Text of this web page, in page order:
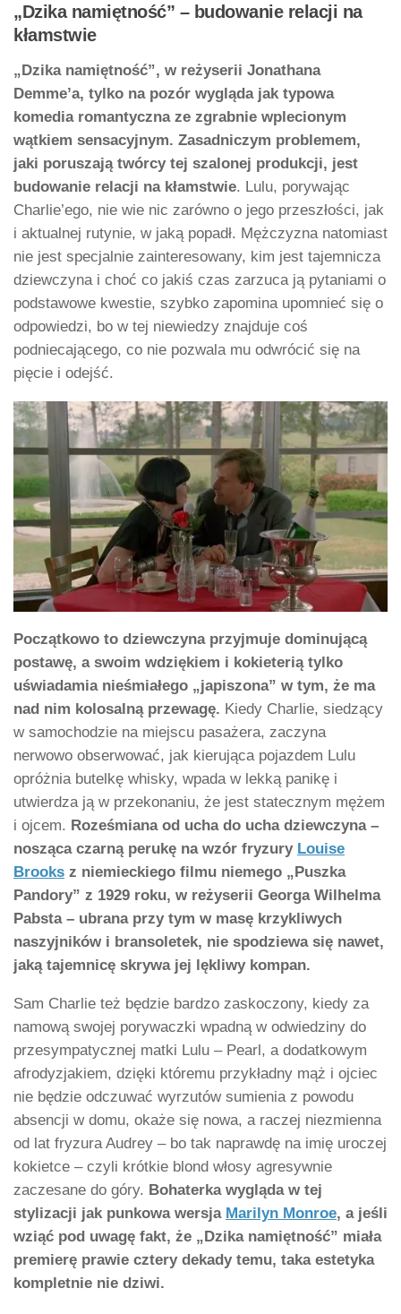
„Dzika namiętność” – budowanie relacji na
kłamstwie
„Dzika namiętność”, w reżyserii Jonathana
Demme’a, tylko na pozór wygląda jak typowa
komedia romantyczna ze zgrabnie wplecionym
wątkiem sensacyjnym. Zasadniczym problemem,
jaki poruszają twórcy tej szalonej produkcji, jest
budowanie relacji na kłamstwie. Lulu, porywając
Charlie’ego, nie wie nic zarówno o jego przeszłości, jak
i aktualnej rutynie, w jaką popadł. Mężczyzna natomiast
nie jest specjalnie zainteresowany, kim jest tajemnicza
dziewczyna i choć co jakiś czas zarzuca ją pytaniami o
podstawowe kwestie, szybko zapomina upomnieć się o
odpowiedzi, bo w tej niewiedzy znajduje coś
podniecającego, co nie pozwala mu odwrócić się na
pięcie i odejść.
Początkowo to dziewczyna przyjmuje dominującą
postawę, a swoim wdziękiem i kokieterią tylko
uświadamia nieśmiałego „japiszona” w tym, że ma
nad nim kolosalną przewagę. Kiedy Charlie, siedzący
w samochodzie na miejscu pasażera, zaczyna
nerwowo obserwować, jak kierująca pojazdem Lulu
opróżnia butelkę whisky, wpada w lekką panikę i
utwierdza ją w przekonaniu, że jest statecznym mężem
i ojcem. Roześmiana od ucha do ucha dziewczyna –
nosząca czarną perukę na wzór fryzury Louise
Brooks z niemieckiego filmu niemego „Puszka
Pandory” z 1929 roku, w reżyserii Georga Wilhelma
Pabsta – ubrana przy tym w masę krzykliwych
naszyjników i bransoletek, nie spodziewa się nawet,
jaką tajemnicę skrywa jej lękliwy kompan.
Sam Charlie też będzie bardzo zaskoczony, kiedy za
namową swojej porywaczki wpadną w odwiedziny do
przesympatycznej matki Lulu – Pearl, a dodatkowym
afrodyzjakiem, dzięki któremu przykładny mąż i ojciec
nie będzie odczuwać wyrzutów sumienia z powodu
absencji w domu, okaże się nowa, a raczej niezmienna
od lat fryzura Audrey – bo tak naprawdę na imię uroczej
kokietce – czyli krótkie blond włosy agresywnie
zaczesane do góry. Bohaterka wygląda w tej
stylizacji jak punkowa wersja Marilyn Monroe, a jeśli
wziąć pod uwagę fakt, że „Dzika namiętność” miała
premierę prawie cztery dekady temu, taka estetyka
kompletnie nie dziwi.